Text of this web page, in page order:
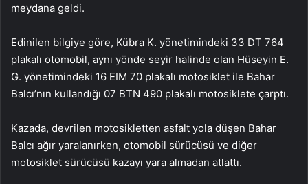
meydana geldi.
Edinilen bilgiye göre, Kübra K. yönetimindeki 33 DT 764
plakalı otomobil, aynı yönde seyir halinde olan Hüseyin E.
G. yönetimindeki 16 EIM 70 plakalı motosiklet ile Bahar
Balcı’nın kullandığı 07 BTN 490 plakalı motosiklete çarptı.
Kazada, devrilen motosikletten asfalt yola düşen Bahar
Balcı ağır yaralanırken, otomobil sürücüsü ve diğer
motosiklet sürücüsü kazayı yara almadan atlattı.